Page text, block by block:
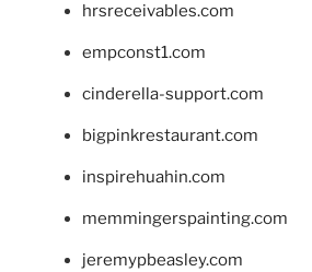
hrsreceivables.com
empconst1.com
cinderella-support.com
bigpinkrestaurant.com
inspirehuahin.com
memmingerspainting.com
jeremypbeasley.com